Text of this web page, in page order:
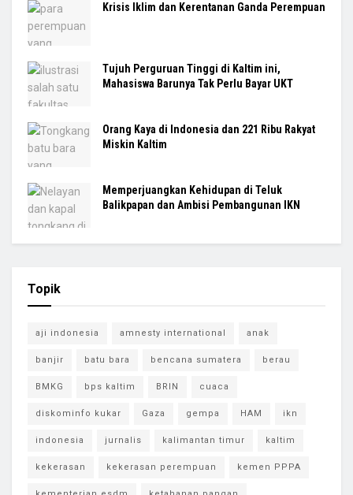
Krisis Iklim dan Kerentanan Ganda Perempuan
Tujuh Perguruan Tinggi di Kaltim ini,
Mahasiswa Barunya Tak Perlu Bayar UKT
Orang Kaya di Indonesia dan 221 Ribu Rakyat
Miskin Kaltim
Memperjuangkan Kehidupan di Teluk
Balikpapan dan Ambisi Pembangunan IKN
Topik
aji indonesia amnesty international anak
banjir batu bara bencana sumatera berau
BMKG bps kaltim BRIN cuaca
diskominfo kukar Gaza gempa HAM ikn
indonesia jurnalis kalimantan timur kaltim
kekerasan kekerasan perempuan kemen PPPA